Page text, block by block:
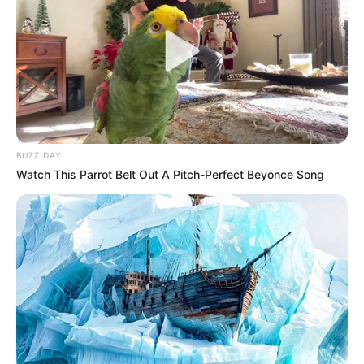
semelhante ao processo realizado no início desse
passo a passo. Depois, dobre a ponta da corda
para debaixo do tapete para que ela não fique à
vista e faça a costura com o ponto zigue-zague.
Dicas: Caso o tapete que você fizer fique grande
como esse, você terá que adicionar uma mesa ao
lado da sua máquina de costura. Desse modo, o
BUZZ DAY
Watch This Parrot Belt Out A Pitch-Perfect Beyonce Song